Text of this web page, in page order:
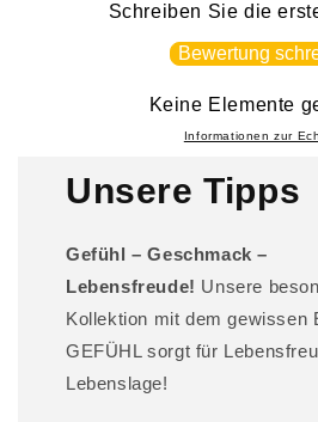
Schreiben Sie die
Bewertung
Keine Elemente
Informationen zur
Unsere Tipps
Gefühl – Geschmack –
Lebensfreude! Unsere
Kollektion mit dem gewissen
GEFÜHL sorgt für
Lebenslage!